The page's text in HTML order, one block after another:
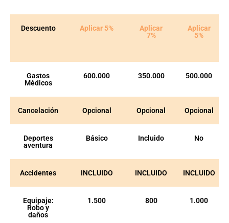
Descuento Aplicar 5%
Aplicar
7%
Aplicar
5%
Gastos
Médicos
600.000 350.000 500.000
Cancelación Opcional Opcional Opcional
Deportes
aventura
Básico Incluido No
Accidentes INCLUIDO INCLUIDO INCLUIDO
Equipaje:
Robo y
daños
1.500 800 1.000